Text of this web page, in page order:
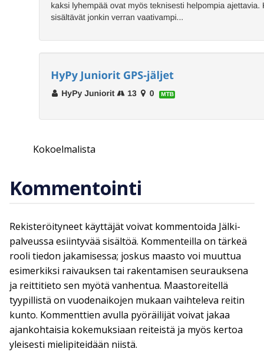
Kokoelmalista
Kommentointi
Rekisteröityneet käyttäjät voivat kommentoida Jälki-
palveussa esiintyvää sisältöä. Kommenteilla on tärkeä
rooli tiedon jakamisessa; joskus maasto voi muuttua
esimerkiksi raivauksen tai rakentamisen seurauksena
ja reittitieto sen myötä vanhentua. Maastoreitellä
tyypillistä on vuodenaikojen mukaan vaihteleva reitin
kunto. Kommenttien avulla pyöräilijät voivat jakaa
ajankohtaisia kokemuksiaan reiteistä ja myös kertoa
yleisesti mielipiteidään niistä.